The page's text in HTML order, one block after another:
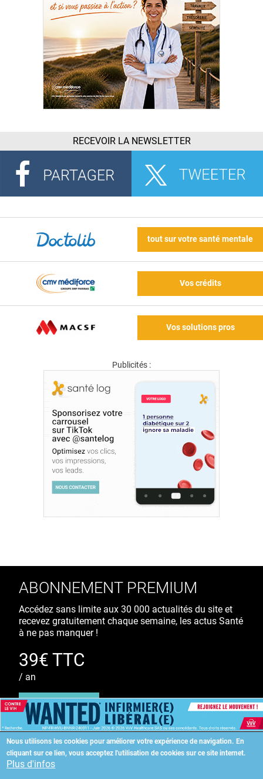
RECEVOIR LA NEWSLETTER
tout sur votre santé mentale
Vos crédits
Vos solutions pros
Publicités :
Nous utilisons les cookies pour améliorer votre expérience de navigation. En
cliquant sur ce lien, vous acceptez l'utilisation de cookies sur ce site internet.
Plus d'infos
ABONNEMENT PREMIUM
Accédez sans limite aux 30 000 actualités du site et
recevez gratuitement chaque semaine, les actus Santé
à ne pas manquer !
39€ TTC
/ an
S'ABONNER
Copyright